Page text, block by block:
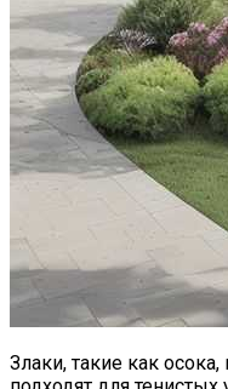
Злаки, такие как